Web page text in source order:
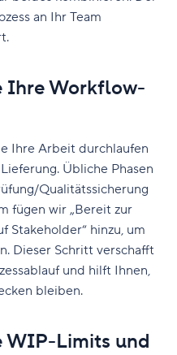
an Ihr Team
Ihre Workflow-
Ihre Arbeit durchlaufen
Übliche Phasen
Qualitätssicherung
fügen wir „Bereit zur
Stakeholder“ hinzu, um
Dieser Schritt verschafft
und hilft Ihnen,
bleiben.
WIP-Limits und